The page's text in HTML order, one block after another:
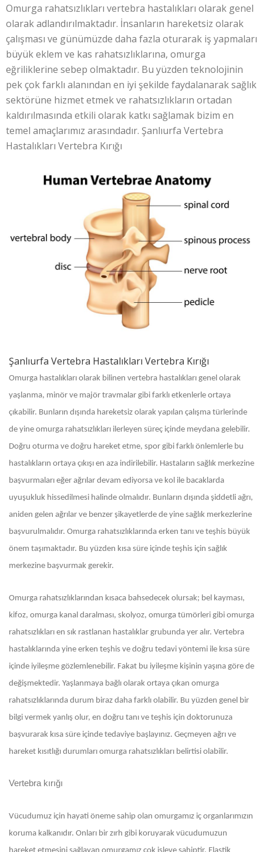
Omurga rahatsızlıkları vertebra hastalıkları olarak genel
olarak adlandırılmaktadır. İnsanların hareketsiz olarak
çalışması ve günümüzde daha fazla oturarak iş yapmaları
büyük eklem ve kas rahatsızlıklarına, omurga
eğriliklerine sebep olmaktadır. Bu yüzden teknolojinin
pek çok farklı alanından en iyi şekilde faydalanarak sağlık
sektörüne hizmet etmek ve rahatsızlıkların ortadan
kaldırılmasında etkili olarak katkı sağlamak bizim en
temel amaçlarımız arasındadır. Şanlıurfa Vertebra
Hastalıkları Vertebra Kırığı
Şanlıurfa Vertebra Hastalıkları Vertebra Kırığı
Omurga hastalıkları olarak bilinen vertebra hastalıkları genel olarak
yaşlanma, minör ve majör travmalar gibi farklı etkenlerle ortaya
çıkabilir. Bunların dışında hareketsiz olarak yapılan çalışma türlerinde
de yine omurga rahatsızlıkları ilerleyen süreç içinde meydana gelebilir.
Doğru oturma ve doğru hareket etme, spor gibi farklı önlemlerle bu
hastalıkların ortaya çıkışı en aza indirilebilir. Hastaların sağlık merkezine
başvurmaları eğer ağrılar devam ediyorsa ve kol ile bacaklarda
uyuşukluk hissedilmesi halinde olmalıdır. Bunların dışında şiddetli ağrı,
aniden gelen ağrılar ve benzer şikayetlerde de yine sağlık merkezlerine
başvurulmalıdır. Omurga rahatsızlıklarında erken tanı ve teşhis büyük
önem taşımaktadır. Bu yüzden kısa süre içinde teşhis için sağlık
merkezine başvurmak gerekir.
Omurga rahatsızlıklarından kısaca bahsedecek olursak; bel kayması,
kifoz, omurga kanal daralması, skolyoz, omurga tümörleri gibi omurga
rahatsızlıkları en sık rastlanan hastalıklar grubunda yer alır. Vertebra
hastalıklarında yine erken teşhis ve doğru tedavi yöntemi ile kısa süre
içinde iyileşme gözlemlenebilir. Fakat bu iyileşme kişinin yaşına göre de
değişmektedir. Yaşlanmaya bağlı olarak ortaya çıkan omurga
rahatsızlıklarında durum biraz daha farklı olabilir. Bu yüzden genel bir
bilgi vermek yanlış olur, en doğru tanı ve teşhis için doktorunuza
başvurarak kısa süre içinde tedaviye başlayınız. Geçmeyen ağrı ve
hareket kısıtlığı durumları omurga rahatsızlıkları belirtisi olabilir.
Vertebra kırığı
Vücudumuz için hayati öneme sahip olan omurgamız iç organlarımızın
koruma kalkanıdır. Onları bir zırh gibi koruyarak vücudumuzun